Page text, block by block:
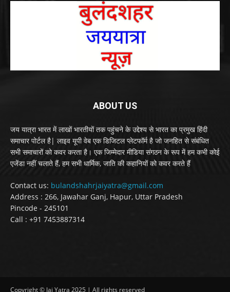
ABOUT US
जय यात्रा भारत में लाखों भारतीयों तक पहुंचने के उद्देश्य से भारत का प्रमुख हिंदी
समाचार पोर्टल है| लाइव यूपी वेब एक डिजिटल प्लेटफॉर्म है जो जनहित से संबंधित
सभी समाचारों को कवर करता है। एक जिम्मेदार मीडिया संगठन के रूप में हम कभी कोई
एजेंडा नहीं चलाते हैं, हम सभी धार्मिक, जाति की कहानियों को कवर करते हैं
Contact us: bulandshahrjaiyatra@gmail.com
Address : 266, Jawahar Ganj, Hapur, Uttar Pradesh
Pincode - 245101
Call : +91 7453887314
Copyright © Jai Yatra 2025 | All rights reserved